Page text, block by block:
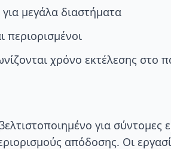
μεγάλα διαστήματα
περιορισμένοι
χρόνο εκτέλεσης στο
για σύντομες
απόδοσης. Οι